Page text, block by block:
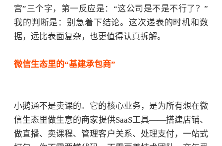
宫”三个字，第一反应是：“这公司是不是不行了？”
我的判断是：别急着下结论。这次递表的时机和数
据，远比表面复杂，也更值得认真拆解。
微信生态里的“基建承包商”
小鹅通不是卖课的。它的核心业务，是为所有想在微
信生态里做生意的商家提供SaaS工具——搭建店铺、
做直播、卖课程、管理客户关系、处理支付，一站式